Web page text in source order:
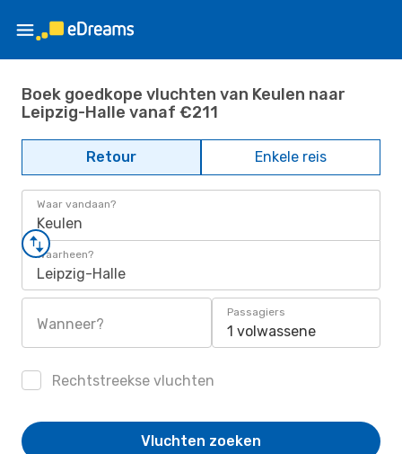
Boek goedkope vluchten van Keulen naar
Leipzig-Halle vanaf €211
Retour Enkele reis
Waar vandaan?
Keulen
Waarheen?
Leipzig-Halle
Wanneer?
Passagiers
1 volwassene
Rechtstreekse vluchten
Vluchten zoeken